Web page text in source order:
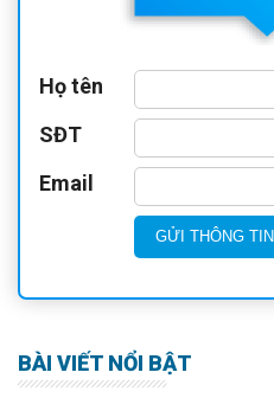
Họ tên
SĐT
Email
GỬI THÔNG TIN
BÀI VIẾT NỔI BẬT